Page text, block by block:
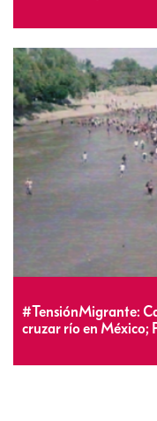
#TensiónMigrante:
cruzar río en México;